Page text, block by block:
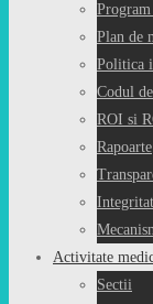
Plan de
Politica
Codul
ROI si
Rapoarte
Activitate
Sectii